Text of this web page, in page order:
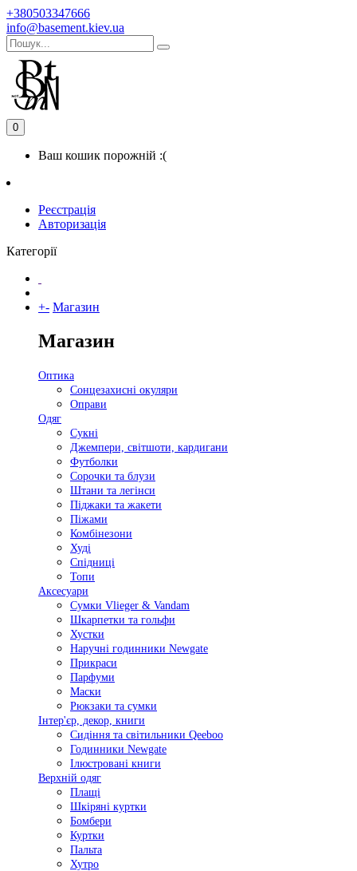
+380503347666
info@basement.kiev.ua
0
Ваш кошик порожній :(
Реєстрація
Авторизація
Категорії
+- Магазин
Магазин
Оптика
Сонцезахисні окуляри
Оправи
Одяг
Сукні
Джемпери, світшоти, кардигани
Футболки
Сорочки та блузи
Штани та легінси
Піджаки та жакети
Піжами
Комбінезони
Худі
Спідниці
Топи
Аксесуари
Сумки Vlieger & Vandam
Шкарпетки та гольфи
Хустки
Наручні годинники Newgate
Прикраси
Парфуми
Маски
Рюкзаки та сумки
Інтер'єр, декор, книги
Сидіння та світильники Qeeboo
Годинники Newgate
Ілюстровані книги
Верхній одяг
Плащі
Шкіряні куртки
Бомбери
Куртки
Пальта
Хутро